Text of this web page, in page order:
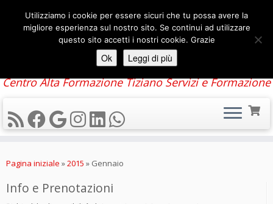
contenuto
Centro Alta Formazione Tiziano Servizi e Formazione
Pagina iniziale »2015 » Gennaio
Info e Prenotazioni
Utilizziamo i cookie per essere sicuri che tu possa avere la
migliore esperienza sul nostro sito. Se continui ad utilizzare
questo sito accetti i nostri cookie. Grazie
Ok Leggi di più